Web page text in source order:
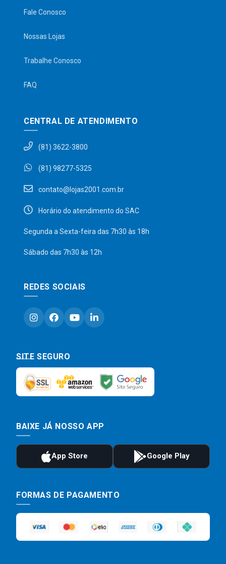
Fale Conosco
Nossas Lojas
Trabalhe Conosco
FAQ
CENTRAL DE ATENDIMENTO
(81) 3622-3800
(81) 98277-5325
contato@lojas2001.com.br
Horário do atendimento do SAC
Segunda a Sexta-feira das 7h30 às 18h
Sábado das 7h30 às 12h
REDES SOCIAIS
SITE SEGURO
BAIXE JÁ NOSSO APP
FORMAS DE PAGAMENTO